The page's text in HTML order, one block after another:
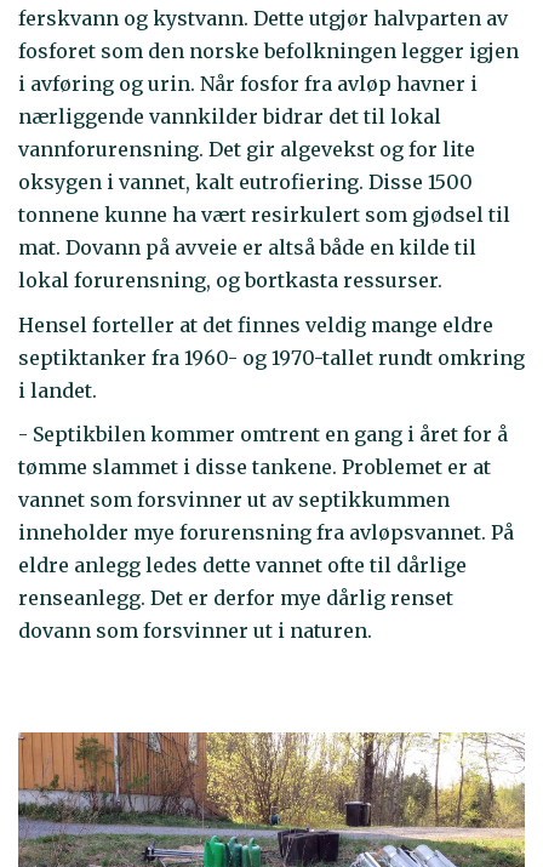
ferskvann og kystvann. Dette utgjør halvparten av
fosforet som den norske befolkningen legger igjen
i avføring og urin. Når fosfor fra avløp havner i
nærliggende vannkilder bidrar det til lokal
vannforurensning. Det gir algevekst og for lite
oksygen i vannet, kalt eutrofiering. Disse 1500
tonnene kunne ha vært resirkulert som gjødsel til
mat. Dovann på avveie er altså både en kilde til
lokal forurensning, og bortkasta ressurser.
Hensel forteller at det finnes veldig mange eldre
septiktanker fra 1960- og 1970-tallet rundt omkring
i landet.
- Septikbilen kommer omtrent en gang i året for å
tømme slammet i disse tankene. Problemet er at
vannet som forsvinner ut av septikkummen
inneholder mye forurensning fra avløpsvannet. På
eldre anlegg ledes dette vannet ofte til dårlige
renseanlegg. Det er derfor mye dårlig renset
dovann som forsvinner ut i naturen.